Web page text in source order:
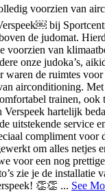
voorzien van
bij
de judomat.
voorzien van
onze judoka’s,
waren de ruimtes
airconditioning.
trainen, ook
hartelijk
uitstekende service
compliment voor
om alles netjes
voor een nog
zie je de installatie
👏👏 ... See